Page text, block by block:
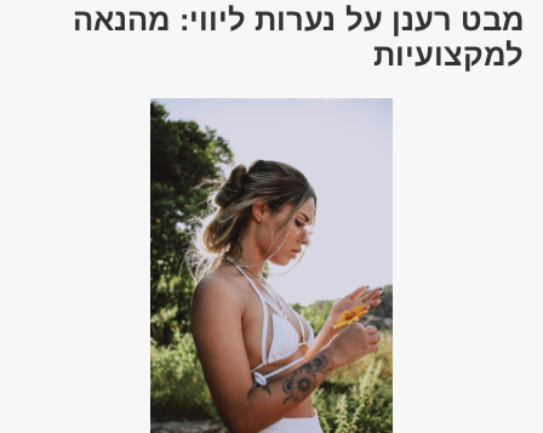
מבט רענן על נערות ליווי: מהנאה
למקצועיות